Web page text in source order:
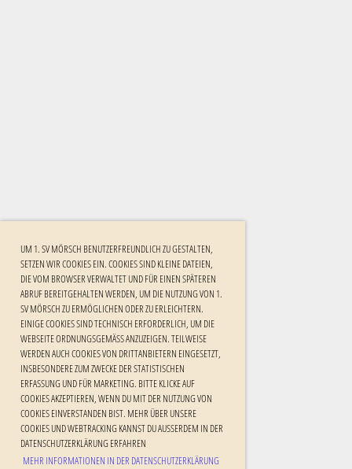
UM 1. SV MÖRSCH BENUTZERFREUNDLICH ZU GESTALTEN,
SETZEN WIR COOKIES EIN. COOKIES SIND KLEINE DATEIEN,
DIE VOM BROWSER VERWALTET UND FÜR EINEN SPÄTEREN
ABRUF BEREITGEHALTEN WERDEN, UM DIE NUTZUNG VON 1.
SV MÖRSCH ZU ERMÖGLICHEN ODER ZU ERLEICHTERN.
EINIGE COOKIES SIND TECHNISCH ERFORDERLICH, UM DIE
WEBSEITE ORDNUNGSGEMÄSS ANZUZEIGEN. TEILWEISE W
ERDEN AUCH COOKIES VON DRITTANBIETERN EINGESETZT, I
NSBESONDERE ZUM ZWECKE DER STATISTISCHEN E
RFASSUNG UND FÜR MARKETING. BITTE KLICKE AUF C
OOKIES AKZEPTIEREN, WENN DU MIT DER NUTZUNG VON C
OOKIES EINVERSTANDEN BIST. MEHR ÜBER UNSERE C
OOKIES UND WEBTRACKING KANNST DU AUSSERDEM IN DER DA
TENSCHUTZERKLÄRUNG ERFAHREN
MEHR INFORMATIONEN IN DER DATENSCHUTZERKLÄRUNG